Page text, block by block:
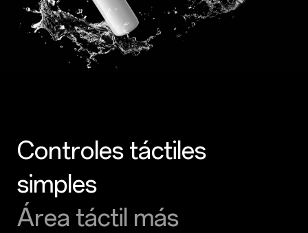
Controles táctiles
simples
Área táctil más